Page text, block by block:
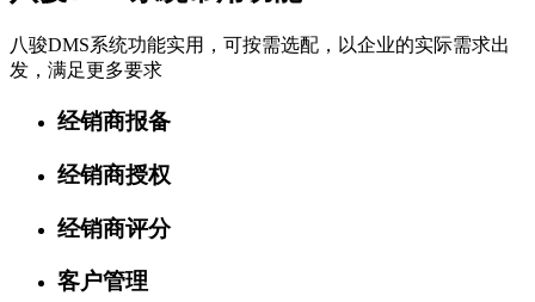
八骏DMS系统功能实用，可按需选配，以企业的实际需求出
发，满足更多要求
经销商报备
经销商授权
经销商评分
客户管理